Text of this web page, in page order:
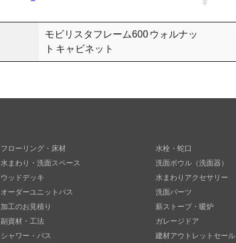
モビリスタフレーム600 ウォルナッ
ト キャビネット
フローリング・床材
水まわり・洗面スペース
ウッドデッキ
オーダーユニットバス
加工のお見積り
副資材・工法
シャワー・バス
水栓・蛇口
洗面ボウル（洗面器）
水まわりアクセサリー
洗面パーツ
薪ストーブ・暖炉
ガレージドア
建材アウトレットセール